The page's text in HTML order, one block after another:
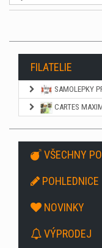
FILATELIE
SAMOLEPKY
CARTES
VŠECHNY
POHLEDNICE
NOVINKY
VÝPRODEJ